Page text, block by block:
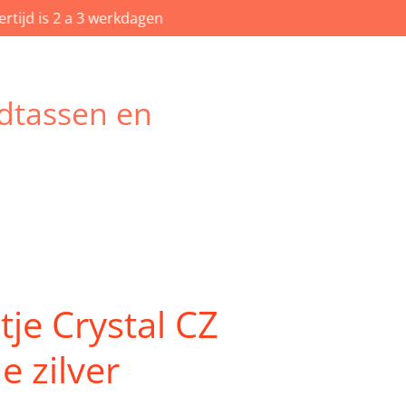
is 2 a 3 werkdagen
en
Crystal CZ
zilver